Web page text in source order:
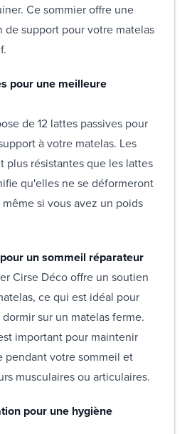
Ce sommier offre une
support pour votre matelas
pour une meilleure
de 12 lattes passives pour
à votre matelas. Les
plus résistantes que les lattes
qu'elles ne se déformeront
si vous avez un poids
un sommeil réparateur
Cirse Déco offre un soutien
ce qui est idéal pour
sur un matelas ferme.
important pour maintenir
pendant votre sommeil et
musculaires ou articulaires.
pour une hygiène